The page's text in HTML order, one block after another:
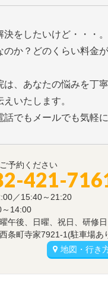
をしたいけど・・・。
のか？どのくらい料金
は、あなたの悩みを丁
いたします。
話でもメールでも気軽
予約ください
421-
／15:40～21:20
14:00
午後、日曜、祝日、研修日
条町寺家7921-1(駐車場あ
地図・行き